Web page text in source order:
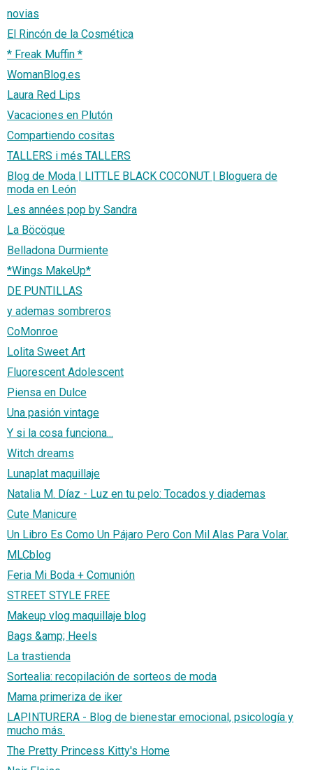
novias
El Rincón de la Cosmética
* Freak Muffin *
WomanBlog.es
Laura Red Lips
Vacaciones en Plutón
Compartiendo cositas
TALLERS i més TALLERS
Blog de Moda | LITTLE BLACK COCONUT | Bloguera de
moda en León
Les années pop by Sandra
La Böcöque
Belladona Durmiente
*Wings MakeUp*
DE PUNTILLAS
y ademas sombreros
CoMonroe
Lolita Sweet Art
Fluorescent Adolescent
Piensa en Dulce
Una pasión vintage
Y si la cosa funciona...
Witch dreams
Lunaplat maquillaje
Natalia M. Díaz - Luz en tu pelo: Tocados y diademas
Cute Manicure
Un Libro Es Como Un Pájaro Pero Con Mil Alas Para Volar.
MLCblog
Feria Mi Boda + Comunión
STREET STYLE FREE
Makeup vlog maquillaje blog
Bags &amp; Heels
La trastienda
Sortealia: recopilación de sorteos de moda
Mama primeriza de iker
LAPINTURERA - Blog de bienestar emocional, psicología y
mucho más.
The Pretty Princess Kitty's Home